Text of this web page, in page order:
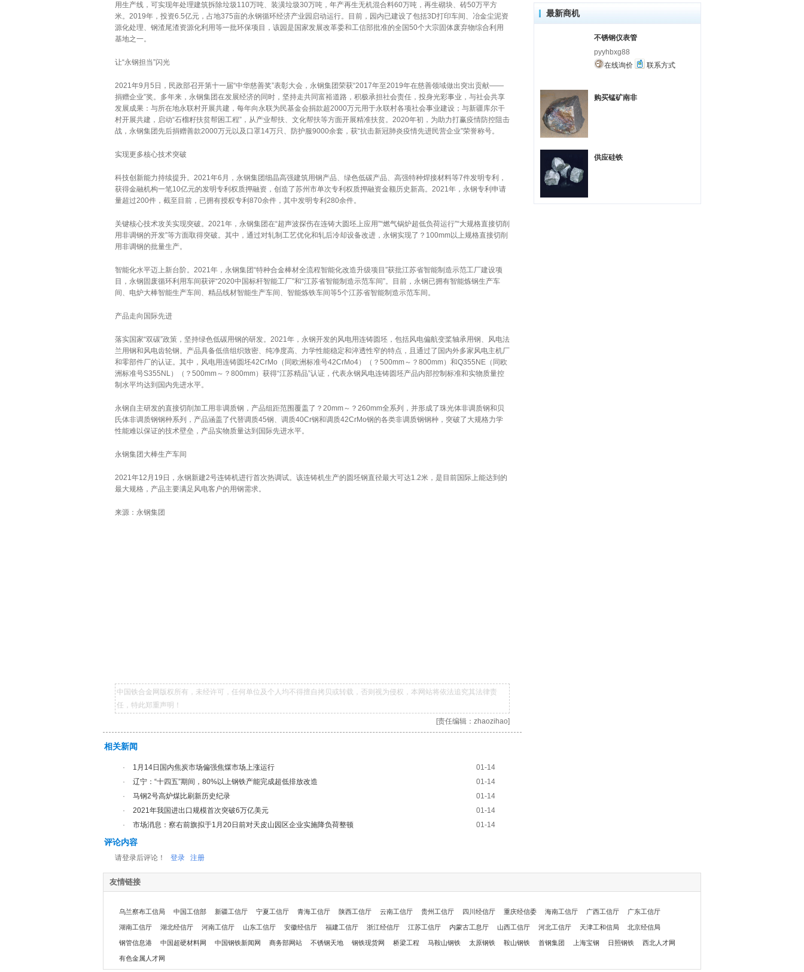
用生产线，可实现年处理建筑拆除垃圾110万吨、装潢垃圾30万吨，年产再生无机混合料60万吨，再生砌块、砖50万平方
米。2019年，投资6.5亿元，占地375亩的永钢循环经济产业园启动运行。目前，园内已建设了包括3D打印车间、冶金尘泥资
源化处理、钢渣尾渣资源化利用等一批环保项目，该园是国家发展改革委和工信部批准的全国50个大宗固体废弃物综合利用
基地之一。
让“永钢担当”闪光
2021年9月5日，民政部召开第十一届“中华慈善奖”表彰大会，永钢集团荣获“2017年至2019年在慈善领域做出突出贡献——
捐赠企业”奖。多年来，永钢集团在发展经济的同时，坚持走共同富裕道路，积极承担社会责任，投身光彩事业，与社会共享
发展成果：与所在地永联村开展共建，每年向永联为民基金会捐款超2000万元用于永联村各项社会事业建设；与新疆库尔干
村开展共建，启动“石榴籽扶贫帮困工程”，从产业帮扶、文化帮扶等方面开展精准扶贫。2020年初，为助力打赢疫情防控阻击
战，永钢集团先后捐赠善款2000万元以及口罩14万只、防护服9000余套，获“抗击新冠肺炎疫情先进民营企业”荣誉称号。
实现更多核心技术突破
科技创新能力持续提升。2021年6月，永钢集团细晶高强建筑用钢产品、绿色低碳产品、高强特种焊接材料等7件发明专利，
获得金融机构一笔10亿元的发明专利权质押融资，创造了苏州市单次专利权质押融资金额历史新高。2021年，永钢专利申请
量超过200件，截至目前，已拥有授权专利870余件，其中发明专利280余件。
关键核心技术攻关实现突破。2021年，永钢集团在“超声波探伤在连铸大圆坯上应用”“燃气锅炉超低负荷运行”“大规格直接切削
用非调钢的开发”等方面取得突破。其中，通过对轧制工艺优化和轧后冷却设备改进，永钢实现了？100mm以上规格直接切削
用非调钢的批量生产。
智能化水平迈上新台阶。2021年，永钢集团“特种合金棒材全流程智能化改造升级项目”获批江苏省智能制造示范工厂建设项
目，永钢固废循环利用车间获评“2020中国标杆智能工厂”和“江苏省智能制造示范车间”。目前，永钢已拥有智能炼钢生产车
间、电炉大棒智能生产车间、精品线材智能生产车间、智能炼铁车间等5个江苏省智能制造示范车间。
产品走向国际先进
落实国家“双碳”政策，坚持绿色低碳用钢的研发。2021年，永钢开发的风电用连铸圆坯，包括风电偏航变桨轴承用钢、风电法
兰用钢和风电齿轮钢。产品具备低倍组织致密、纯净度高、力学性能稳定和淬透性窄的特点，且通过了国内外多家风电主机厂
和零部件厂的认证。其中，风电用连铸圆坯42CrMo（同欧洲标准号42CrMo4）（？500mm～？800mm）和Q355NE（同欧
洲标准号S355NL）（？500mm～？800mm）获得“江苏精品”认证，代表永钢风电连铸圆坯产品内部控制标准和实物质量控
制水平均达到国内先进水平。
永钢自主研发的直接切削加工用非调质钢，产品组距范围覆盖了？20mm～？260mm全系列，并形成了珠光体非调质钢和贝
氏体非调质钢钢种系列，产品涵盖了代替调质45钢、调质40Cr钢和调质42CrMo钢的各类非调质钢钢种，突破了大规格力学
性能难以保证的技术壁垒，产品实物质量达到国际先进水平。
永钢集团大棒生产车间
2021年12月19日，永钢新建2号连铸机进行首次热调试。该连铸机生产的圆坯钢直径最大可达1.2米，是目前国际上能达到的
最大规格，产品主要满足风电客户的用钢需求。
来源：永钢集团
中国铁合金网版权所有，未经许可，任何单位及个人均不得擅自拷贝或转载，否则视为侵权，本网站将依法追究其法律责
任，特此郑重声明！
[责任编辑：zhaozihao]
相关新闻
· 1月14日国内焦炭市场偏强焦煤市场上涨运行
01-14
·
辽宁：“十四五”期间，80%以上钢铁产能完成超低排放改造
01-14
·
马钢2号高炉煤比刷新历史纪录
01-14
·
2021年我国进出口规模首次突破6万亿美元
01-14
·
市场消息：察右前旗拟于1月20日前对天皮山园区企业实施降负荷整顿 01-14
评论内容
请登录后评论！ 登录 注册
最新商机
不锈钢仪表管
pyyhbxg88
在线询价
联系方式
购买锰矿南非
供应硅铁
友情链接
乌兰察布工信局 中国工信部 新疆工信厅 宁夏工信厅 青海工信厅 陕西工信厅 云南工信厅 贵州工信厅 四川经信厅 重庆经信委 海南工信厅 广西工信厅 广东工信厅
湖南工信厅 湖北经信厅 河南工信厅 山东工信厅 安徽经信厅 福建工信厅 浙江经信厅 江苏工信厅 内蒙古工息厅 山西工信厅 河北工信厅 天津工和信局 北京经信局
钢管信息港 中国超硬材料网 中国钢铁新闻网 商务部网站 不锈钢天地 钢铁现货网 桥梁工程 马鞍山钢铁 太原钢铁 鞍山钢铁 首钢集团 上海宝钢 日照钢铁 西北人才网
有色金属人才网